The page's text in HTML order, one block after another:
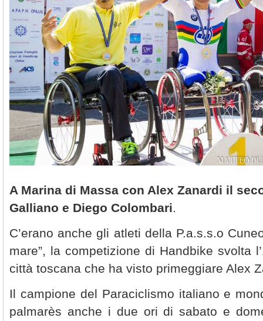
A Marina di Massa con Alex Zanardi il
Galliano e Diego Colombari.
C’erano anche gli atleti della P.a.s.s.o
mare”, la competizione di Handbike svolta
città toscana che ha visto primeggiare Alex
Il campione del Paraciclismo italiano e
palmarès anche i due ori di sabato e